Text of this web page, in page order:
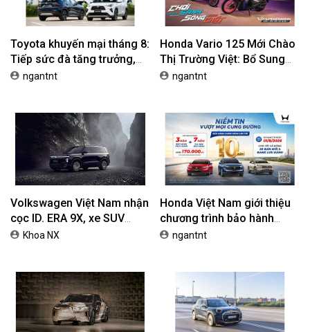
Toyota khuyến mại tháng 8:
Tiếp sức đà tăng trưởng,
tối ưu chi phí mua xe
ngantnt
Honda Vario 125 Mới Chào
Thị Trường Việt: Bổ Sung
Phiên Bản Street, Giá Từ
ngantnt
Volkswagen Việt Nam nhận
cọc ID. ERA 9X, xe SUV
EREV dự kiến giá dưới 3 tỷ
Khoa NX
Honda Việt Nam giới thiệu
chương trình bảo hành
chính hãng lên tới 10 năm
ngantnt